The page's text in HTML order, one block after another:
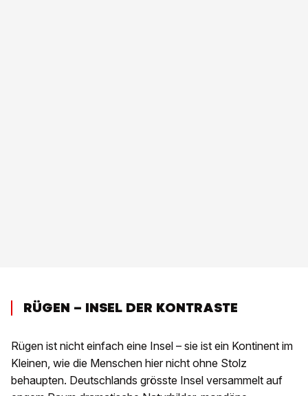
RÜGEN – INSEL DER KONTRASTE
Rügen ist nicht einfach eine Insel – sie ist ein Kontinent im
Kleinen, wie die Menschen hier nicht ohne Stolz
behaupten. Deutschlands grösste Insel versammelt auf